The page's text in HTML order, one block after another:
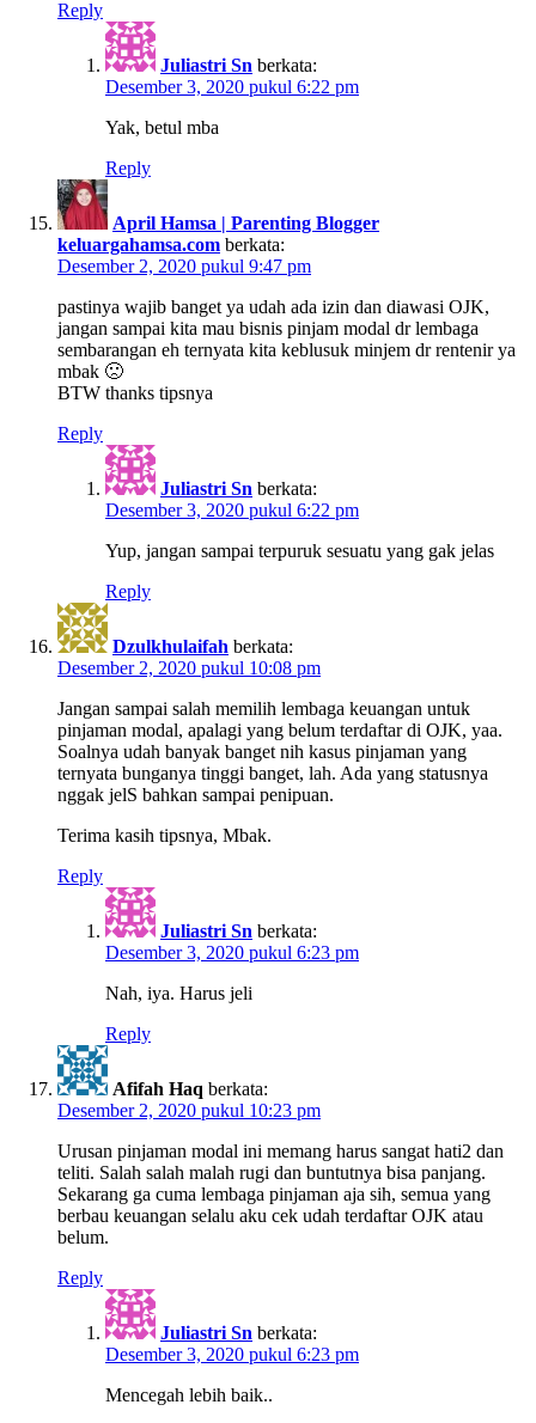
Reply
Juliastri Sn berkata:
Desember 3, 2020 pukul 6:22 pm
Yak, betul mba
Reply
April Hamsa | Parenting Blogger
keluargahamsa.com berkata:
Desember 2, 2020 pukul 9:47 pm
pastinya wajib banget ya udah ada izin dan diawasi OJK,
jangan sampai kita mau bisnis pinjam modal dr lembaga
sembarangan eh ternyata kita keblusuk minjem dr rentenir ya
mbak 🙁
BTW thanks tipsnya
Reply
Juliastri Sn berkata:
Desember 3, 2020 pukul 6:22 pm
Yup, jangan sampai terpuruk sesuatu yang gak jelas
Reply
Dzulkhulaifah berkata:
Desember 2, 2020 pukul 10:08 pm
Jangan sampai salah memilih lembaga keuangan untuk
pinjaman modal, apalagi yang belum terdaftar di OJK, yaa.
Soalnya udah banyak banget nih kasus pinjaman yang
ternyata bunganya tinggi banget, lah. Ada yang statusnya
nggak jelS bahkan sampai penipuan.
Terima kasih tipsnya, Mbak.
Reply
Juliastri Sn berkata:
Desember 3, 2020 pukul 6:23 pm
Nah, iya. Harus jeli
Reply
Afifah Haq berkata:
Desember 2, 2020 pukul 10:23 pm
Urusan pinjaman modal ini memang harus sangat hati2 dan
teliti. Salah salah malah rugi dan buntutnya bisa panjang.
Sekarang ga cuma lembaga pinjaman aja sih, semua yang
berbau keuangan selalu aku cek udah terdaftar OJK atau
belum.
Reply
Juliastri Sn berkata:
Desember 3, 2020 pukul 6:23 pm
Mencegah lebih baik..